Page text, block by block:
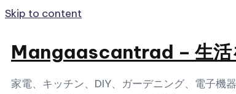
Skip to content
Mangaascantrad – 生活
家電、キッチン、DIY、ガーデニング、電子機